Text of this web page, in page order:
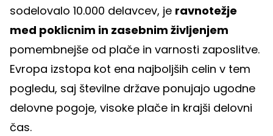
sodelovalo 10.000 delavcev, je ravnotežje
med poklicnim in zasebnim življenjem
pomembnejše od plače in varnosti zaposlitve.
Evropa izstopa kot ena najboljših celin v tem
pogledu, saj številne države ponujajo ugodne
delovne pogoje, visoke plače in krajši delovni
čas.